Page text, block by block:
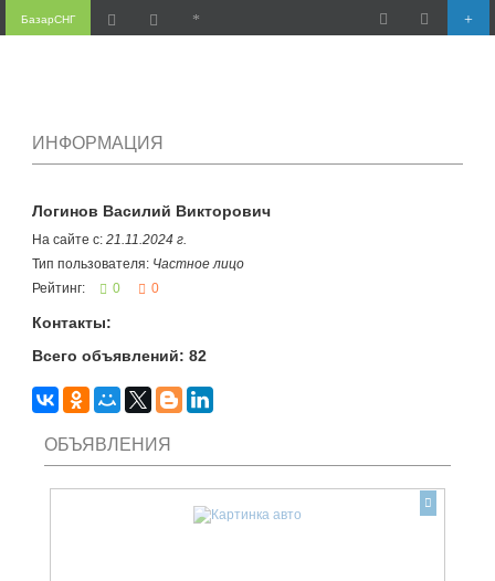
БазарСНГ
ИНФОРМАЦИЯ
Логинов Василий Викторович
На сайте с: 21.11.2024 г.
Тип пользователя: Частное лицо
Рейтинг:
0 0
Контакты:
Всего объявлений: 82
ОБЪЯВЛЕНИЯ